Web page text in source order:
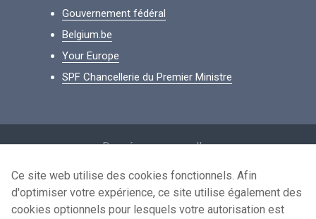
Gouvernement fédéral
Belgium.be
Your Europe
SPF Chancellerie du Premier Ministre
Données personnelles
Conditions de réutilisation
Contactez-nous
Ce site web utilise des cookies fonctionnels. Afin
d'optimiser votre expérience, ce site utilise également des
cookies optionnels pour lesquels votre autorisation est